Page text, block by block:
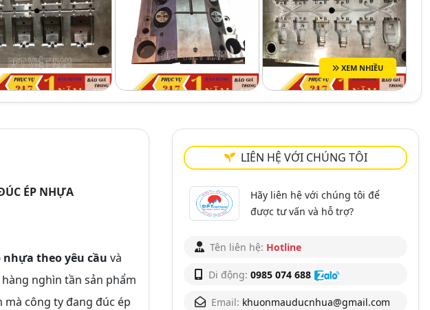
XEM NHIỀU
ÉP NHỰA
nhựa theo yêu cầu và
nghìn tần sản phẩm
công ty đang đúc ép
LIÊN HỆ VỚI CHÚNG TÔI
Hãy liên hệ với chúng tôi để
được tư vấn và hỗ trợ?
Tên liên hệ: Hotline
Di động: 0985 074 688
Email: khuonmauducnhua@gmail.com